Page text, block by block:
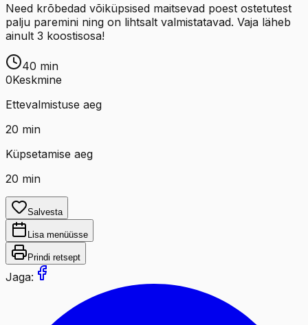
Need krõbedad võiküpsised maitsevad poest ostetutest
palju paremini ning on lihtsalt valmistatavad. Vaja läheb
ainult 3 koostisosa!
40 min
0Keskmine
Ettevalmistuse aeg
20 min
Küpsetamise aeg
20 min
Salvesta
Lisa menüüsse
Prindi retsept
Jaga: